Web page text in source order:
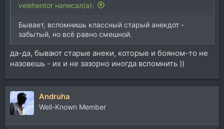
velehentor написал(а):
Бывает, вспомнишь классный старый анекдот -
забытый, но всё равно смешной.
да-да, бывают старые анеки, которые и бояном-то не
назовешь - их и не зазорно иногда вспомнить ))
Andruha
Well-Known Member